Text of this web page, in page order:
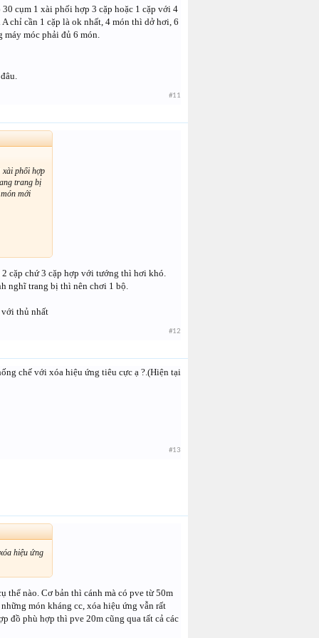
cụm 1 xài phối hợp 3 cặp hoặc 1 cặp với 4
chỉ cần 1 cặp là ok nhất, 4 món thì dở hơi, 6
móc phải đủ 6 món.
#11
xài phối hợp
trang bị
mới
cặp chứ 3 cặp hợp với tướng thì hơi khó.
nghĩ trang bị thì nên chơi 1 bộ.
thủ nhất
#12
chế với xóa hiệu ứng tiêu cực ạ ?.(Hiện tại
#13
hiệu ứng
thể nào. Cơ bản thì cánh mà có pve từ 50m
món kháng cc, xóa hiệu ứng vẫn rất
đồ phù hợp thì pve 20m cũng qua tất cả các